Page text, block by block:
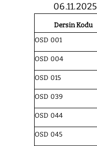
06.11.2025
Dersin Kodu
OSD 001
OSD 004
OSD 015
OSD 039
OSD 044
OSD 045